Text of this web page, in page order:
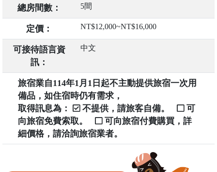
總房間數： 5間
定價： NT$12,000~NT$16,000
可接待語言資
訊：
中文
旅宿業自114年1月1日起不主動提供旅宿一次用
備品，如住宿時仍有需求，
取得訊息為：
不提供，請旅客自備。
可
向旅宿免費索取。
可向旅宿付費購買，詳
細價格，請洽詢旅宿業者。